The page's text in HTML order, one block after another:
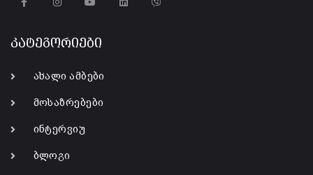
კატეგორიები
ახალი ამბები
მოსაზრებები
ინტერვიუ
ბლოგი